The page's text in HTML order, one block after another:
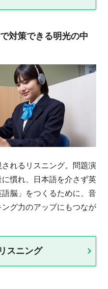
対策できる明光の中
れるリスニング。問題演
慣れ、日本語を介さず英
脳」をつくるために、音
グ力のアップにもつなが
スニング